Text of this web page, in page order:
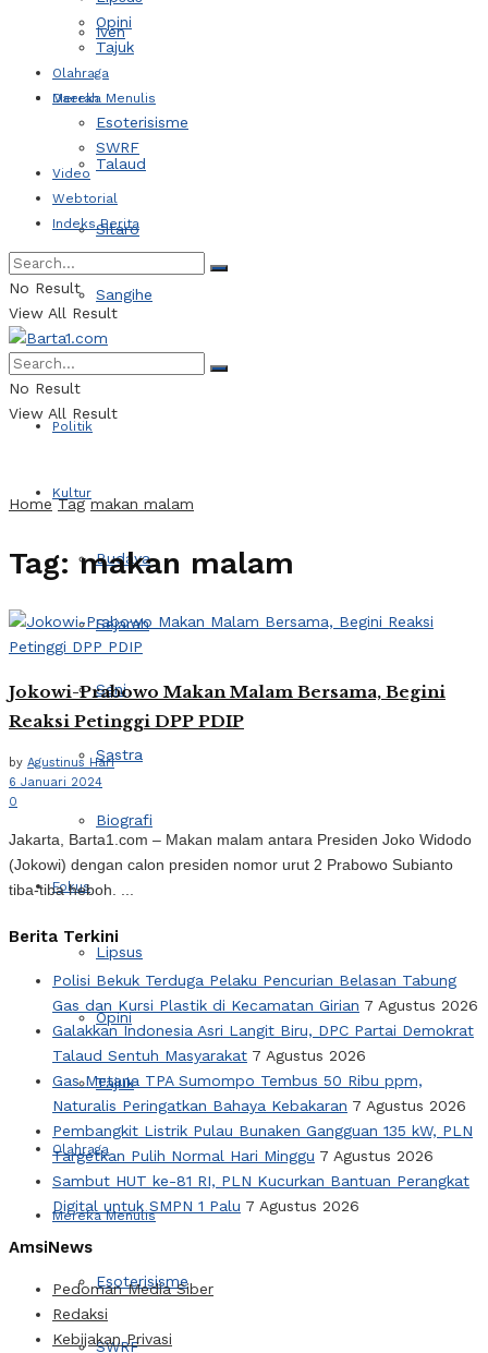
Iven
Daerah
Talaud
Sitaro
Sangihe
Politik
Kultur
Budaya
Sejarah
Seni
Sastra
Biografi
Fokus
Lipsus
Opini
Tajuk
Olahraga
Mereka Menulis
Esoterisisme
SWRF
Opini
Tajuk
Olahraga
Mereka Menulis
Esoterisisme
SWRF
Video
Webtorial
Indeks Berita
No Result
View All Result
No Result
View All Result
Home Tag makan malam
Tag:makan malam
Jokowi-Prabowo Makan Malam Bersama, Begini
Reaksi Petinggi DPP PDIP
by Agustinus Hari
6 Januari 2024
0
Jakarta, Barta1.com – Makan malam antara Presiden Joko Widodo
(Jokowi) dengan calon presiden nomor urut 2 Prabowo Subianto
tiba-tiba heboh. ...
Berita Terkini
Polisi Bekuk Terduga Pelaku Pencurian Belasan Tabung
Gas dan Kursi Plastik di Kecamatan Girian 7 Agustus 2026
Galakkan Indonesia Asri Langit Biru, DPC Partai Demokrat
Talaud Sentuh Masyarakat 7 Agustus 2026
Gas Metana TPA Sumompo Tembus 50 Ribu ppm,
Naturalis Peringatkan Bahaya Kebakaran 7 Agustus 2026
Pembangkit Listrik Pulau Bunaken Gangguan 135 kW, PLN
Targetkan Pulih Normal Hari Minggu 7 Agustus 2026
Sambut HUT ke-81 RI, PLN Kucurkan Bantuan Perangkat
Digital untuk SMPN 1 Palu 7 Agustus 2026
AmsiNews
Pedoman Media Siber
Redaksi
Kebijakan Privasi